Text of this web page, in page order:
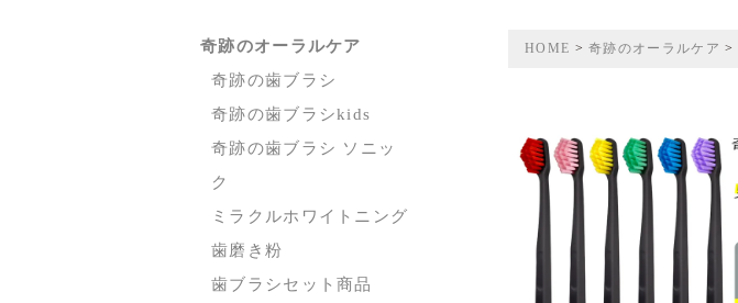
奇跡のオーラルケア
奇跡の歯ブラシ
奇跡の歯ブラシkids
奇跡の歯ブラシ ソニッ
ク
ミラクルホワイトニング
歯磨き粉
歯ブラシセット商品
HOME 奇跡のオーラルケア